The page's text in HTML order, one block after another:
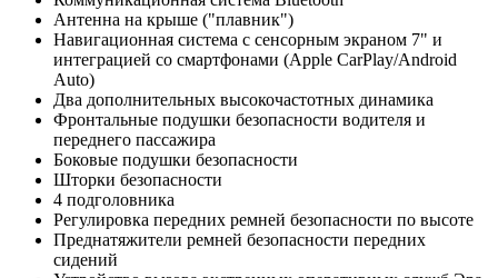
Антенна на крыше ("плавник")
Навигационная система с сенсорным экраном 7" и
интеграцией со смартфонами (Apple CarPlay/Android
Auto)
Два дополнительных высокочастотных динамика
Фронтальные подушки безопасности водителя и
переднего пассажира
Боковые подушки безопасности
Шторки безопасности
4 подголовника
Регулировка передних ремней безопасности по высоте
Преднатяжители ремней безопасности передних
сидений